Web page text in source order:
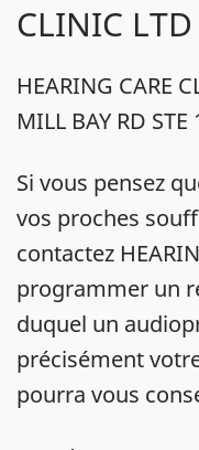
CLINIC LTD
HEARING CARE
MILL BAY RD
Si vous pensez
vos proches
contactez
programmer un
duquel un
précisément
pourra vous